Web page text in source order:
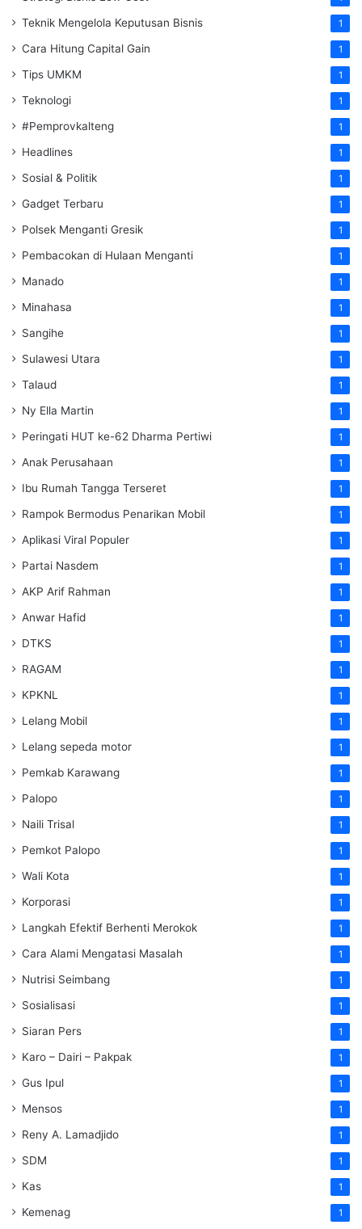
Teknik Mengelola Keputusan Bisnis 1
Cara Hitung Capital Gain 1
Tips UMKM 1
Teknologi 1
#Pemprovkalteng 1
Headlines 1
Sosial & Politik 1
Gadget Terbaru 1
Polsek Menganti Gresik 1
Pembacokan di Hulaan Menganti 1
Manado 1
Minahasa 1
Sangihe 1
Sulawesi Utara 1
Talaud 1
Ny Ella Martin 1
Peringati HUT ke-62 Dharma Pertiwi 1
Anak Perusahaan 1
Ibu Rumah Tangga Terseret 1
Rampok Bermodus Penarikan Mobil 1
Aplikasi Viral Populer 1
Partai Nasdem 1
AKP Arif Rahman 1
Anwar Hafid 1
DTKS 1
RAGAM 1
KPKNL 1
Lelang Mobil 1
Lelang sepeda motor 1
Pemkab Karawang 1
Palopo 1
Naili Trisal 1
Pemkot Palopo 1
Wali Kota 1
Korporasi 1
Langkah Efektif Berhenti Merokok 1
Cara Alami Mengatasi Masalah 1
Nutrisi Seimbang 1
Sosialisasi 1
Siaran Pers 1
Karo – Dairi – Pakpak 1
Gus Ipul 1
Mensos 1
Reny A. Lamadjido 1
SDM 1
Kas 1
Kemenag 1